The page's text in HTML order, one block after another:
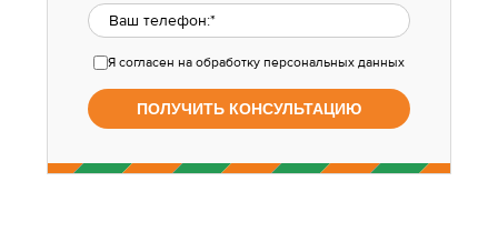
Я согласен на обработку персональных данных